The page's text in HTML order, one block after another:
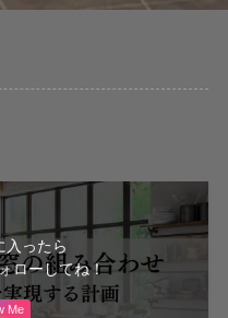
入ったら
ローしてね！
Me